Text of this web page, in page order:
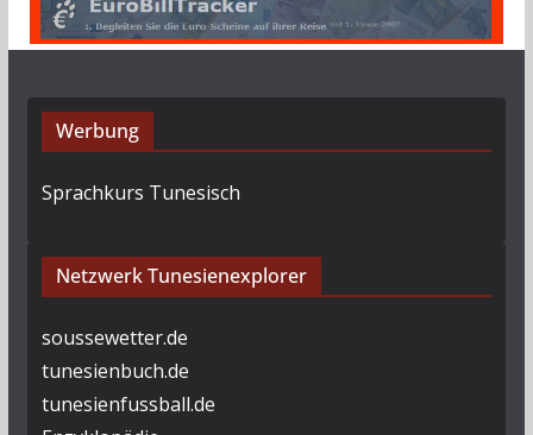
Werbung
Sprachkurs Tunesisch
Netzwerk Tunesienexplorer
soussewetter.de
tunesienbuch.de
tunesienfussball.de